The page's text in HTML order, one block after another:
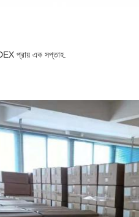
প্রায় এক সপ্তাহ.